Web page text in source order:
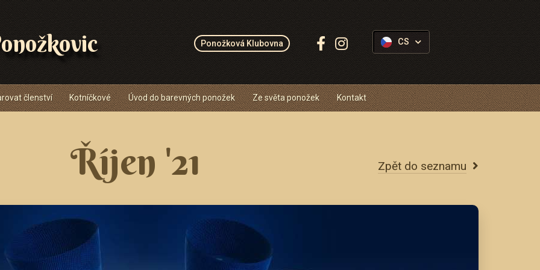
Ponožková Klubovna
Sledujte
CS
členství Kotníčkové Úvod do barevných ponožek Ze světa ponožek Kontakt
Říjen '21 Zpět do seznamu